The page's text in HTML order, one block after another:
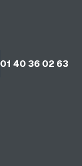
01 40 36 02 63